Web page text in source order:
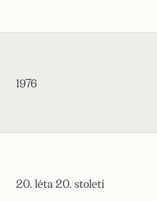
1976
20. léta 20. století